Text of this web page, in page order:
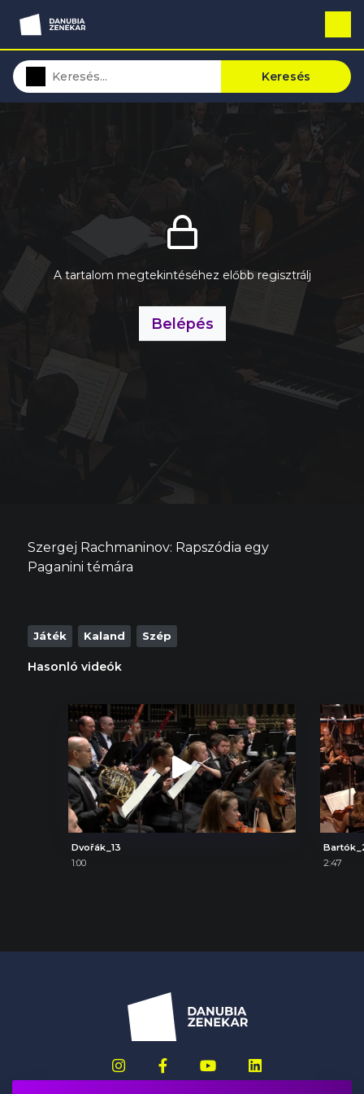
Keresés
A tartalom megtekintéséhez előbb regisztrálj
Belépés
Szergej Rachmaninov: Rapszódia egy
Paganini témára
Játék Kaland Szép
Hasonló videók
Dvořák_13
1:00
2:47